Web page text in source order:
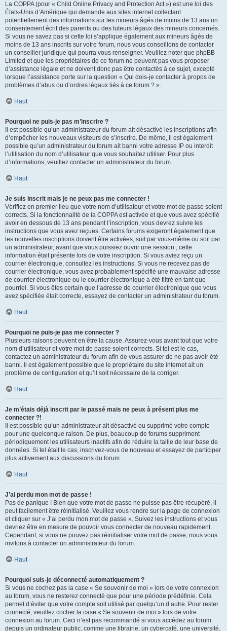
La COPPA (pour « Child Online Privacy and Protection Act ») est une loi des
États-Unis d’Amérique qui demande aux sites internet collectant
potentiellement des informations sur les mineurs âgés de moins de 13 ans un
consentement écrit des parents ou des tuteurs légaux des mineurs concernés.
Si vous ne savez pas si cette loi s’applique également aux mineurs âgés de
moins de 13 ans inscrits sur votre forum, nous vous conseillons de contacter
un conseiller juridique qui pourra vous renseigner. Veuillez noter que phpBB
Limited et que les propriétaires de ce forum ne peuvent pas vous proposer
d’assistance légale et ne doivent donc pas être contactés à ce sujet, excepté
lorsque l’assistance porte sur la question « Qui dois-je contacter à propos de
problèmes d’abus ou d’ordres légaux liés à ce forum ? ».
Haut
Pourquoi ne puis-je pas m’inscrire ?
Il est possible qu’un administrateur du forum ait désactivé les inscriptions afin
d’empêcher les nouveaux visiteurs de s’inscrire. De même, il est également
possible qu’un administrateur du forum ait banni votre adresse IP ou interdit
l’utilisation du nom d’utilisateur que vous souhaitez utiliser. Pour plus
d’informations, veuillez contacter un administrateur du forum.
Haut
Je suis inscrit mais je ne peux pas me connecter !
Vérifiez en premier lieu que votre nom d’utilisateur et votre mot de passe soient
corrects. Si la fonctionnalité de la COPPA est activée et que vous avez spécifié
avoir en dessous de 13 ans pendant l’inscription, vous devrez suivre les
instructions que vous avez reçues. Certains forums exigeront également que
les nouvelles inscriptions doivent être activées, soit par vous-même ou soit par
un administrateur, avant que vous puissiez ouvrir une session ; cette
information était présente lors de votre inscription. Si vous aviez reçu un
courrier électronique, consultez les instructions. Si vous ne recevez pas de
courrier électronique, vous avez probablement spécifié une mauvaise adresse
de courrier électronique ou le courrier électronique a été filtré en tant que
pourriel. Si vous êtes certain que l’adresse de courrier électronique que vous
avez spécifiée était correcte, essayez de contacter un administrateur du forum.
Haut
Pourquoi ne puis-je pas me connecter ?
Plusieurs raisons peuvent en être la cause. Assurez-vous avant tout que votre
nom d’utilisateur et votre mot de passe soient corrects. Si tel est le cas,
contactez un administrateur du forum afin de vous assurer de ne pas avoir été
banni. Il est également possible que le propriétaire du site internet ait un
problème de configuration et qu’il soit nécessaire de la corriger.
Haut
Je m’étais déjà inscrit par le passé mais ne peux à présent plus me
connecter ?!
Il est possible qu’un administrateur ait désactivé ou supprimé votre compte
pour une quelconque raison. De plus, beaucoup de forums suppriment
périodiquement les utilisateurs inactifs afin de réduire la taille de leur base de
données. Si tel était le cas, inscrivez-vous de nouveau et essayez de participer
plus activement aux discussions du forum.
Haut
J’ai perdu mon mot de passe !
Pas de panique ! Bien que votre mot de passe ne puisse pas être récupéré, il
peut facilement être réinitialisé. Veuillez vous rendre sur la page de connexion
et cliquer sur « J’ai perdu mon mot de passe ». Suivez les instructions et vous
devriez être en mesure de pouvoir vous connecter de nouveau rapidement.
Cependant, si vous ne pouvez pas réinitialiser votre mot de passe, nous vous
invitons à contacter un administrateur du forum.
Haut
Pourquoi suis-je déconnecté automatiquement ?
Si vous ne cochez pas la case « Se souvenir de moi » lors de votre connexion
au forum, vous ne resterez connecté que pour une période prédéfinie. Cela
permet d’éviter que votre compte soit utilisé par quelqu’un d’autre. Pour rester
connecté, veuillez cocher la case « Se souvenir de moi » lors de votre
connexion au forum. Ceci n’est pas recommandé si vous accédez au forum
depuis un ordinateur public, comme une librairie, un cybercafé, une université,